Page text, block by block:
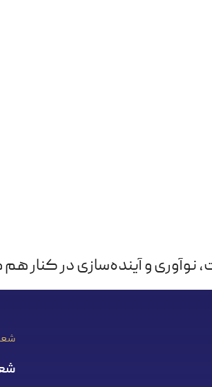
و آینده‌سازی در کنار